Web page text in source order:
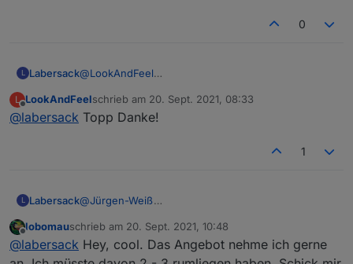
0
L Labersack@LookAndFeel
angekommen?
L
Offline
LookAndFeelschrieb am 20. Sept. 2021, 08:33
zuletzt editiert von
@labersack Topp Danke!
1
L Labersack@Jürgen-Weiß
Offline
lobomauschrieb am 20. Sept. 2021, 10:48
zuletzt editiert von
@labersack Hey, cool. Das Angebot nehme ich gerne